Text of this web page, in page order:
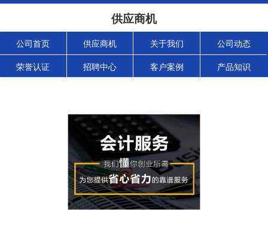
供应商机
公司首页 供应商机 关于我们 公司动态
荣誉认证 招聘中心 客户案例 产品知识